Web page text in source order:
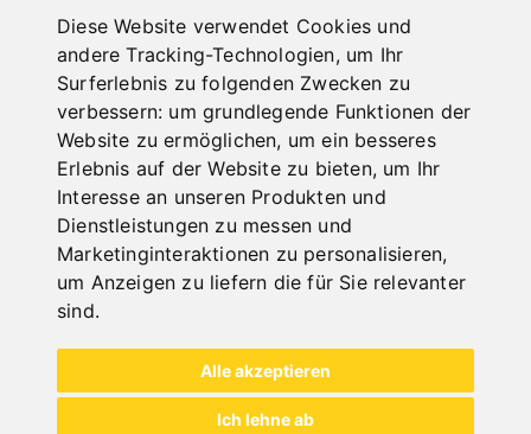
Diese Website verwendet Cookies und
andere Tracking-Technologien, um Ihr
Surferlebnis zu folgenden Zwecken zu
verbessern: um grundlegende Funktionen der
Website zu ermöglichen, um ein besseres
Erlebnis auf der Website zu bieten, um Ihr
Interesse an unseren Produkten und
Dienstleistungen zu messen und
Marketinginteraktionen zu personalisieren,
um Anzeigen zu liefern die für Sie relevanter
sind.
Alle akzeptieren
Ich lehne ab
ROLLENBLECHSCHEREN